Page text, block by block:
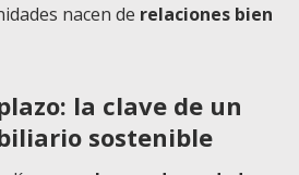
nacen de relaciones bien
la clave de un
sostenible